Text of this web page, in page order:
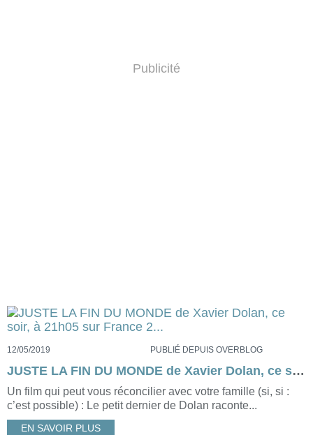
Publicité
12/05/2019 PUBLIÉ DEPUIS OVERBLOG
JUSTE LA FIN DU MONDE de Xavier Dolan, ce soir, à 21h05 sur France 2...
Un film qui peut vous réconcilier avec votre famille (si, si :
c’est possible) : Le petit dernier de Dolan raconte...
EN SAVOIR PLUS